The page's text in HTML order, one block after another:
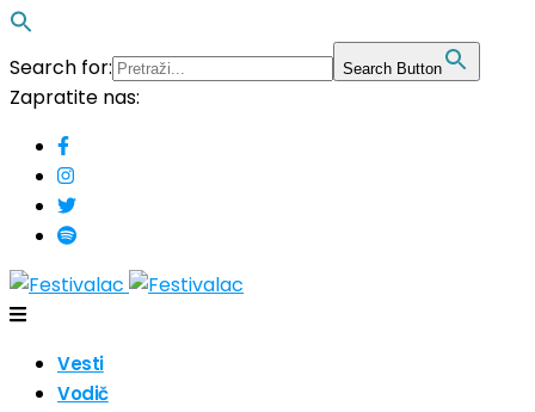
Search for: Search Button
Zapratite nas:
Vesti
Vodič